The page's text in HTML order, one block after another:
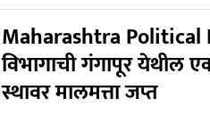
Maharashtra Political
विभागाची गंगापूर येथील
स्थावर मालमत्ता जप्त